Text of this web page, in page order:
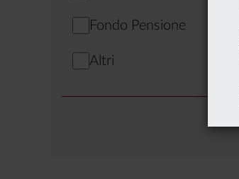
Fondo Pensione
Altri